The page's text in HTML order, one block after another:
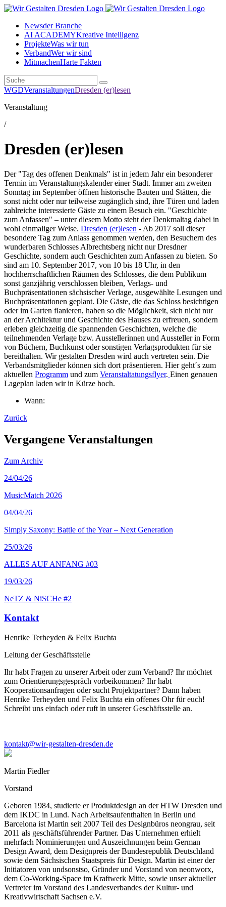
Newsder Branche
AI ACADEMYKreative Intelligenz
ProjekteWas wir tun
VerbandWer wir sind
MitmachenHarte Fakten
WGDVeranstaltungenDresden (er)lesen
Veranstaltung
/
Dresden (er)lesen
Der "Tag des offenen Denkmals" ist in jedem Jahr ein besonderer
Termin im Veranstaltungskalender einer Stadt. Immer am zweiten
Sonntag im September öffnen historische Bauten und Stätten, die
sonst nicht oder nur teilweise zugänglich sind, ihre Türen und laden
zahlreiche interessierte Gäste zu einem Besuch ein. "Geschichte
zum Anfassen" – unter diesem Motto steht der Denkmaltag dabei in
wohl einmaliger Weise. Dresden (er)lesen - Ab 2017 soll dieser
besondere Tag zum Anlass genommen werden, den Besuchern des
wunderbaren Schlosses Albrechtsberg nicht nur Dresdner
Geschichte, sondern auch Geschichten zum Anfassen zu bieten. So
sind am 10. September 2017, von 10 bis 18 Uhr, in den
hochherrschaftlichen Räumen des Schlosses, die dem Publikum
sonst ganzjährig verschlossen bleiben, Verlags- und
Buchpräsentationen sächsischer Verlage, ausgewählte Lesungen und
Buchpräsentationen geplant. Die Gäste, die das Schloss besichtigen
oder im Garten flanieren, haben so die Möglichkeit, sich nicht nur
an der Architektur und Geschichte des Hauses zu erfreuen, sondern
erleben gleichzeitig die spannenden Geschichten, welche die
teilnehmenden Verlage bzw. Ausstellerinnen und Aussteller in Form
von Büchern, Buchkunst oder sonstigen Verlagsprodukten für sie
bereithalten. Wir gestalten Dresden wird auch vertreten sein. Die
Verbandsmitglieder können sich dort präsentieren. Hier geht´s zum
aktuellen Programm und zum Veranstaltatungsflyer. Einen genauen
Lageplan laden wir in Kürze hoch.
Wann:
Zurück
Vergangene Veranstaltungen
Zum Archiv
24/04/26
MusicMatch 2026
04/04/26
Simply Saxony: Battle of the Year – Next Generation
25/03/26
ALLES AUF ANFANG #03
19/03/26
NeTZ & NiSCHe #2
Kontakt
Henrike Terheyden & Felix Buchta
Leitung der Geschäftsstelle
Ihr habt Fragen zu unserer Arbeit oder zum Verband? Ihr möchtet
zum Orientierungsgespräch vorbeikommen? Ihr habt
Kooperationsanfragen oder sucht Projektpartner? Dann haben
Henrike Terheyden und Felix Buchta ein offenes Ohr für euch!
Schreibt uns einfach oder ruft in unserer Geschäftsstelle an.
kontakt@wir-gestalten-dresden.de
Martin Fiedler
Vorstand
Geboren 1984, studierte er Produktdesign an der HTW Dresden und
dem IKDC in Lund. Nach Arbeitsaufenthalten in Berlin und
Barcelona ist Martin seit 2007 Teil des Designbüros neongrau, seit
2011 als geschäftsführender Partner. Das Unternehmen erhielt
mehrfach Nominierungen und Auszeichnungen beim German
Design Award, dem Designpreis der Bundesrepublik Deutschland
sowie dem Sächsischen Staatspreis für Design. Martin ist einer der
Initiatoren von undsonstso, Gründer und Vorstand von neonworx,
dem Co-Working-Space im Kraftwerk Mitte, sowie unser aktueller
Vertreter im Vorstand des Landesverbandes der Kultur- und
Kreativwirtschaft Sachsen e.V.